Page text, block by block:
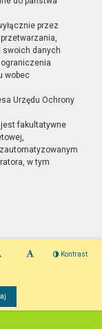
przez
swoich danych
wobec
Urzędu Ochrony
fakultatywne
w tym
Kontrast